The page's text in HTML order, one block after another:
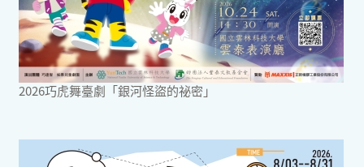
2026巧虎舞臺劇「銀河怪盜的祕密」